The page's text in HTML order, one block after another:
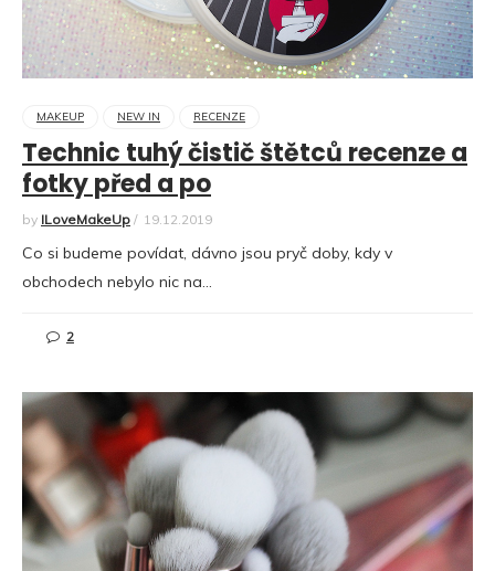
MAKEUP NEW IN RECENZE
Technic tuhý čistič štětců recenze a
fotky před a po
by ILoveMakeUp / 19.12.2019
Co si budeme povídat, dávno jsou pryč doby, kdy v
obchodech nebylo nic na…
2